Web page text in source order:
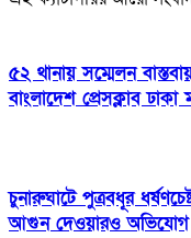
৫২ থানায় সম্মেলন
বাংলাদেশ প্রেসক্লাব ঢাকা
চুনারুঘাটে পুত্রবধূর
আগুন দেওয়ারও অভিযোগ